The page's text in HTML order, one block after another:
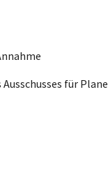
Ausschusses für